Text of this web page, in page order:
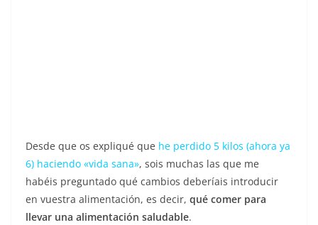
Desde que os expliqué que he perdido 5 kilos (ahora ya
6) haciendo «vida sana», sois muchas las que me
habéis preguntado qué cambios deberíais introducir
en vuestra alimentación, es decir, qué comer para
llevar una alimentación saludable.